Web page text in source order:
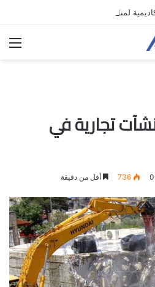
تجارية في
0
736 أقل من دقيقة